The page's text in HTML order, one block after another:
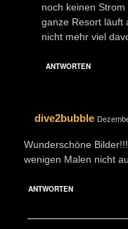
noch keinen Strom
ganze Resort läuft
nicht mehr viel
ANTWORTEN
dive2bubble
Wunderschöne
wenigen Malen nicht
ANTWORTEN